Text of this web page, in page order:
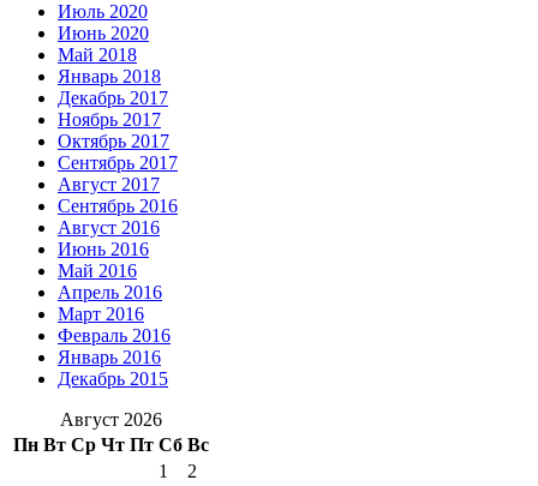
Июль 2020
Июнь 2020
Май 2018
Январь 2018
Декабрь 2017
Ноябрь 2017
Октябрь 2017
Сентябрь 2017
Август 2017
Сентябрь 2016
Август 2016
Июнь 2016
Май 2016
Апрель 2016
Март 2016
Февраль 2016
Январь 2016
Декабрь 2015
Август 2026
Пн Вт Ср Чт Пт Сб Вс
1
2